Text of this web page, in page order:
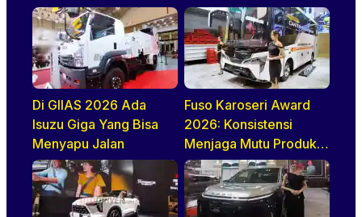
Di GIIAS 2026 Ada
Isuzu Giga Yang Bisa
Menyapu Jalan
Fuso Karoseri Award
2026: Konsistensi
Menjaga Mutu Produk
Berstandar Pabrikan